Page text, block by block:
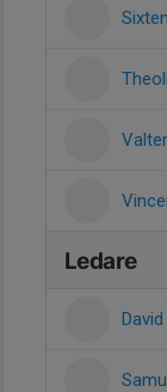
Ledare